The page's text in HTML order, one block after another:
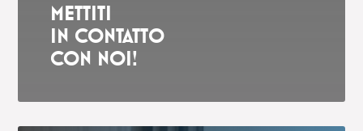
METTITI
IN CONTATTO
CON NOI!